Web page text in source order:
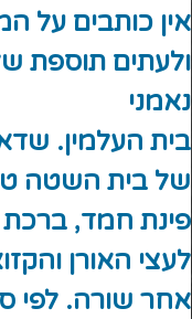
אין כותבים על
ולעתים תוספת
נאמני
בית העלמין.
של בית השטה
פינת חמד, ברכת
לעצי האורן
אחר שורה. לפי